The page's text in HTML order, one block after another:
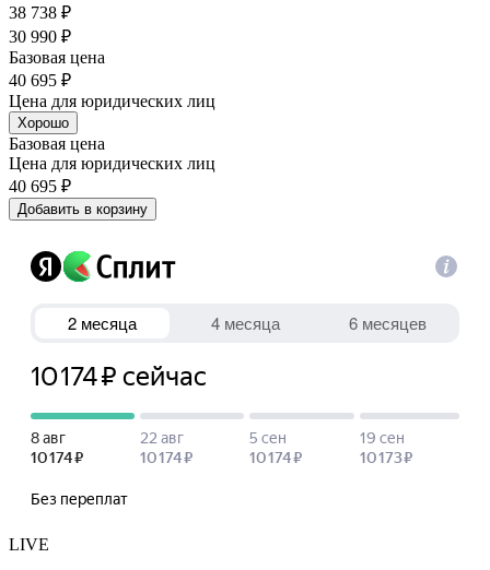
38 738 ₽
30 990 ₽
Базовая цена
40 695 ₽
Цена для юридических лиц
Хорошо
Базовая цена
Цена для юридических лиц
40 695 ₽
Добавить в корзину
LIVE